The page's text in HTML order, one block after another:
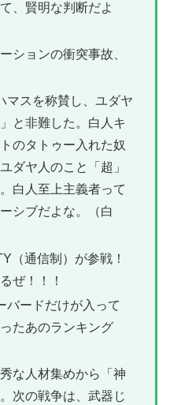
、賢明な判断だよ
ションの衝突事故、
マスを称賛し、ユダヤ
と非難した。白人キ
のタトゥー入れた奴
ダヤ人のこと「超」
白人至上主義者って
シブだよな。（白
（通信制）が参戦！
ぜ！！！
バードだけが入って
たあのランキング
な人材集めから「神
次の戦争は、武器じ